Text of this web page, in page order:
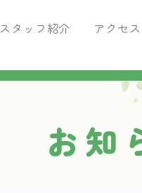
スタッフ紹介 アクセス
がん
痛
ペ
ト
お知